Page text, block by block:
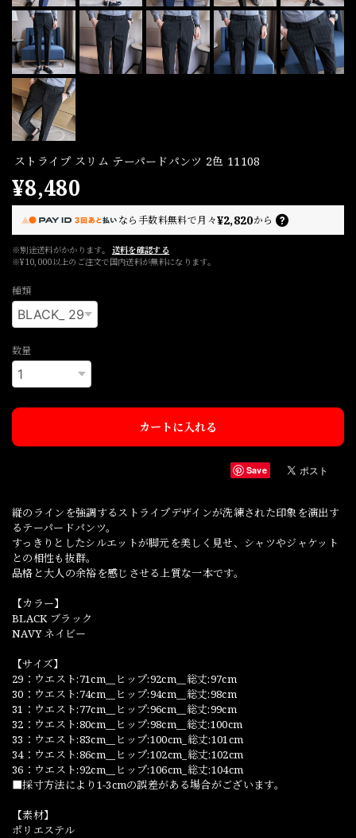
ストライプ スリム テーパードパンツ 2色 11108
¥8,480
なら手数料無料で月々¥2,820から
※別途送料がかかります。
送料を確認する
※¥10,000以上のご注文で国内送料が無料になります。
種類
数量
カートに入れる
Save
縦のラインを強調するストライプデザインが洗練された印象を演出す
るテーパードパンツ。
すっきりとしたシルエットが脚元を美しく見せ、シャツやジャケット
との相性も抜群。
品格と大人の余裕を感じさせる上質な一本です。
【カラー】
BLACK ブラック
NAVY ネイビー
【サイズ】
29：ウエスト:71cm__ヒップ:92cm__総丈:97cm
30：ウエスト:74cm__ヒップ:94cm__総丈:98cm
31：ウエスト:77cm__ヒップ:96cm__総丈:99cm
32：ウエスト:80cm__ヒップ:98cm__総丈:100cm
33：ウエスト:83cm__ヒップ:100cm_総丈:101cm
34：ウエスト:86cm__ヒップ:102cm_総丈:102cm
36：ウエスト:92cm__ヒップ:106cm_総丈:104cm
■採寸方法により1-3cmの誤差がある場合がございます。
【素材】
ポリエステル